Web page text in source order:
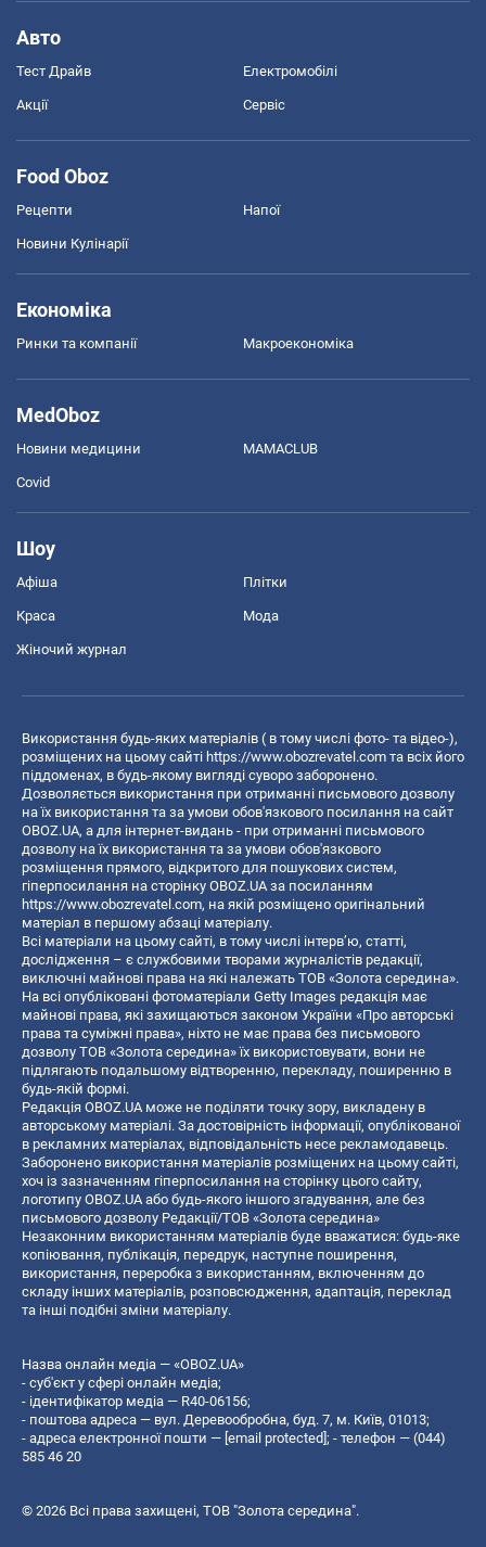
Авто
Тест Драйв Електромобілі
Акції Сервіс
Food Oboz
Рецепти Напої
Новини Кулінарії
Економіка
Ринки та компанії Макроекономіка
MedOboz
Новини медицини MAMACLUB
Covid
Шоу
Афіша Плітки
Краса Мода
Жіночий журнал
Використання будь-яких матеріалів ( в тому числі фото- та відео-),
розміщених на цьому сайті https://www.obozrevatel.com та всіх його
піддоменах, в будь-якому вигляді суворо заборонено.
Дозволяється використання при отриманні письмового дозволу
на їх використання та за умови обов'язкового посилання на сайт
OBOZ.UA, а для інтернет-видань - при отриманні письмового
дозволу на їх використання та за умови обов'язкового
розміщення прямого, відкритого для пошукових систем,
гіперпосилання на сторінку OBOZ.UA за посиланням
https://www.obozrevatel.com, на якій розміщено оригінальний
матеріал в першому абзаці матеріалу.
Всі матеріали на цьому сайті, в тому числі інтерв’ю, статті,
дослідження – є службовими творами журналістів редакції,
виключні майнові права на які належать ТОВ «Золота середина».
На всі опубліковані фотоматеріали Getty Images редакція має
майнові права, які захищаються законом України «Про авторські
права та суміжні права», ніхто не має права без письмового
дозволу ТОВ «Золота середина» їх використовувати, вони не
підлягають подальшому відтворенню, перекладу, поширенню в
будь-якій формі.
Редакція OBOZ.UA може не поділяти точку зору, викладену в
авторському матеріалі. За достовірність інформації, опублікованої
в рекламних матеріалах, відповідальність несе рекламодавець.
Заборонено використання матеріалів розміщених на цьому сайті,
хоч із зазначенням гіперпосилання на сторінку цього сайту,
логотипу OBOZ.UA або будь-якого іншого згадування, але без
письмового дозволу Редакції/ТОВ «Золота середина»
Незаконним використанням матеріалів буде вважатися: будь-яке
копiювання, публiкацiя, передрук, наступне поширення,
використання, переробка з використанням, включенням до
складу інших матеріалів, розповсюдження, адаптація, переклад
та інші подібні зміни матеріалу.
Назва онлайн медіа — «OBOZ.UA»
- суб'єкт у сфері онлайн медіа;
- ідентифікатор медіа — R40-06156;
- поштова адреса — вул. Деревообробна, буд. 7, м. Київ, 01013;
- адреса електронної пошти — [email protected]; - телефон — (044)
585 46 20
© 2026 Всі права захищені, ТОВ "Золота середина".